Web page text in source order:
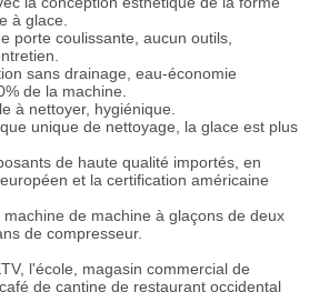
à glace.
porte coulissante, aucun outils,
sans drainage, eau-économie
de la machine.
à nettoyer, hygiénique.
unique de nettoyage, la glace est plus
de haute qualité importés, en
et la certification américaine
de machine à glaçons de deux
de compresseur.
l'école, magasin commercial de
de cantine de restaurant occidental